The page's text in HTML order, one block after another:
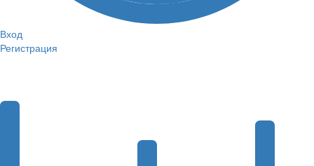
Вход
Регистрация